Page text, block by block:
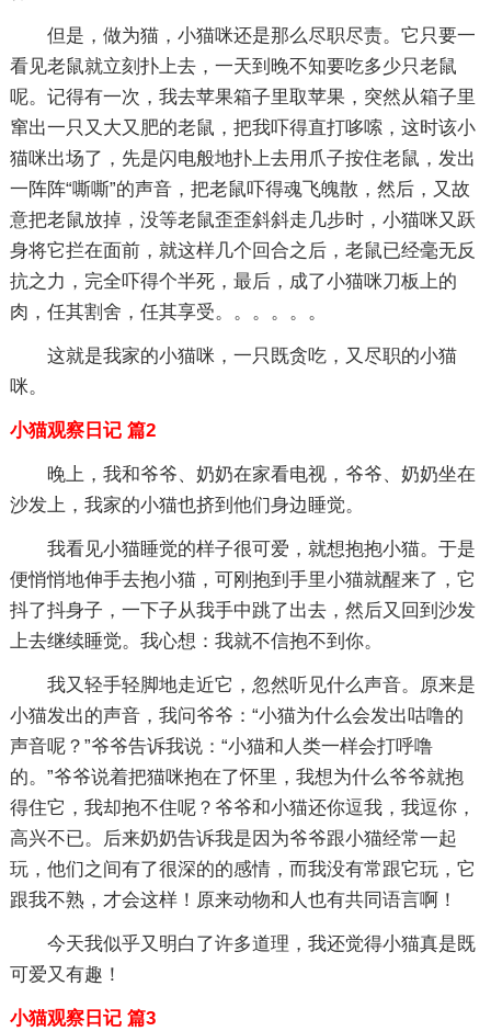
但是，做为猫，小猫咪还是那么尽职尽责。它只要一
看见老鼠就立刻扑上去，一天到晚不知要吃多少只老鼠
呢。记得有一次，我去苹果箱子里取苹果，突然从箱子里
窜出一只又大又肥的老鼠，把我吓得直打哆嗦，这时该小
猫咪出场了，先是闪电般地扑上去用爪子按住老鼠，发出
一阵阵“嘶嘶”的声音，把老鼠吓得魂飞魄散，然后，又故
意把老鼠放掉，没等老鼠歪歪斜斜走几步时，小猫咪又跃
身将它拦在面前，就这样几个回合之后，老鼠已经毫无反
抗之力，完全吓得个半死，最后，成了小猫咪刀板上的
肉，任其割舍，任其享受。。。。。。
这就是我家的小猫咪，一只既贪吃，又尽职的小猫
咪。
小猫观察日记 篇2
晚上，我和爷爷、奶奶在家看电视，爷爷、奶奶坐在
沙发上，我家的小猫也挤到他们身边睡觉。
我看见小猫睡觉的样子很可爱，就想抱抱小猫。于是
便悄悄地伸手去抱小猫，可刚抱到手里小猫就醒来了，它
抖了抖身子，一下子从我手中跳了出去，然后又回到沙发
上去继续睡觉。我心想：我就不信抱不到你。
我又轻手轻脚地走近它，忽然听见什么声音。原来是
小猫发出的声音，我问爷爷：“小猫为什么会发出咕噜的
声音呢？”爷爷告诉我说：“小猫和人类一样会打呼噜
的。”爷爷说着把猫咪抱在了怀里，我想为什么爷爷就抱
得住它，我却抱不住呢？爷爷和小猫还你逗我，我逗你，
高兴不已。后来奶奶告诉我是因为爷爷跟小猫经常一起
玩，他们之间有了很深的的感情，而我没有常跟它玩，它
跟我不熟，才会这样！原来动物和人也有共同语言啊！
今天我似乎又明白了许多道理，我还觉得小猫真是既
可爱又有趣！
小猫观察日记 篇3